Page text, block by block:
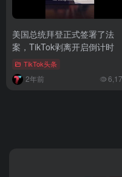
美国总统拜登正式签署了法
案，TikTok剥离开启倒计时
TikTok头条
2年前